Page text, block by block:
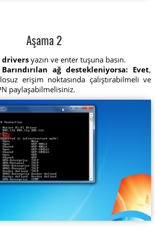
Aşama 2
driversyazın ve enter tuşuna basın.
Barındırılan ağ destekleniyorsa: Evet,
erişim noktasında çalıştırabilmeli ve
paylaşabilmelisiniz.